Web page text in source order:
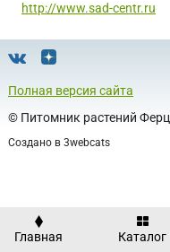
http://www.sad-centr.ru
Полная версия сайта
© Питомник растений
Создано в 3webcats
Главная Каталог